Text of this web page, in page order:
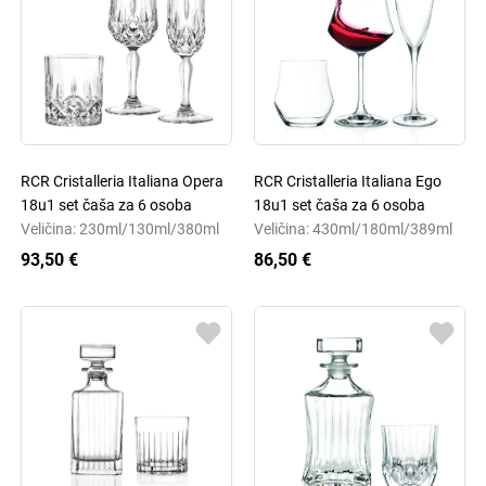
RCR Cristalleria Italiana Opera
18u1 set čaša za 6 osoba
Veličina: 230ml/130ml/380ml
93,50 €
RCR Cristalleria Italiana Ego
18u1 set čaša za 6 osoba
Veličina: 430ml/180ml/389ml
86,50 €